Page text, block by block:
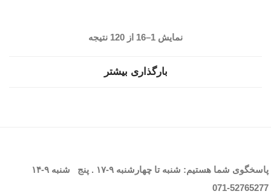
نمایش 1–16 از 120 نتیجه
بارگذاری بیشتر
پاسخگوی شما هستیم: شنبه تا چهارشنبه ۹-۱۷ . پنج شنبه ۹-۱۴
071-52765277